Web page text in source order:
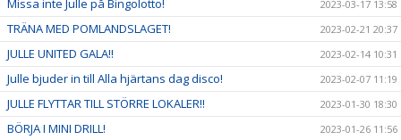
Missa inte Julle på Bingolotto! 2023-03-17 13:58
TRÄNA MED POMLANDSLAGET! 2023-02-21 20:37
JULLE UNITED GALA!! 2023-02-14 10:31
Julle bjuder in till Alla hjärtans dag disco! 2023-02-07 11:19
JULLE FLYTTAR TILL STÖRRE LOKALER!! 2023-01-30 18:30
BÖRJA I MINI DRILL! 2023-01-26 11:56